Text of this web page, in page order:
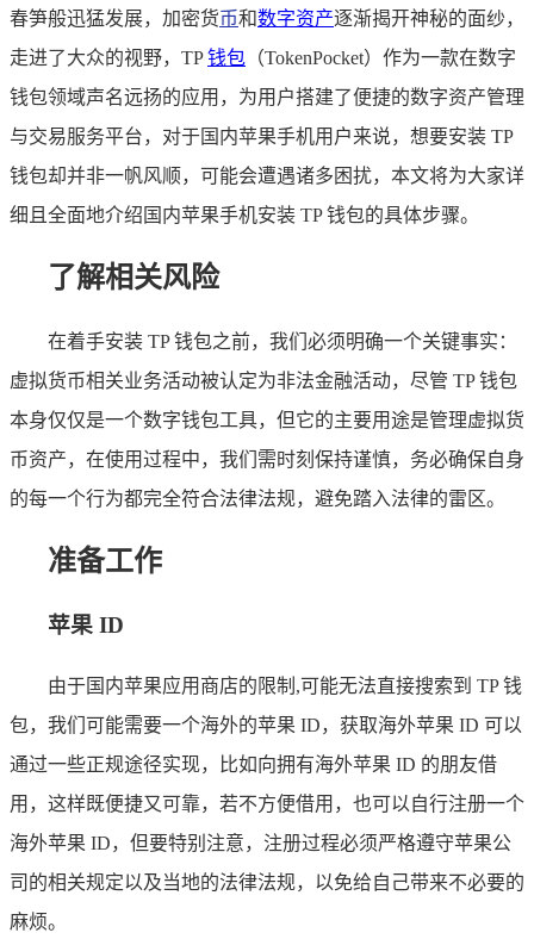
春笋般迅猛发展，加密货币和数字资产逐渐揭开神秘的面纱，
走进了大众的视野，TP钱包 （TokenPocket）作为一款在数字
钱包领域声名远扬的应用，为用户搭建了便捷的数字资产管理
与交易服务平台，对于国内苹果手机用户来说，想要安装 TP
钱包却并非一帆风顺，可能会遭遇诸多困扰，本文将为大家详
细且全面地介绍国内苹果手机安装 TP 钱包的具体步骤。
了解相关风险
在着手安装 TP 钱包之前，我们必须明确一个关键事实：
虚拟货币相关业务活动被认定为非法金融活动，尽管 TP 钱包
本身仅仅是一个数字钱包工具，但它的主要用途是管理虚拟货
币资产，在使用过程中，我们需时刻保持谨慎，务必确保自身
的每一个行为都完全符合法律法规，避免踏入法律的雷区。
准备工作
苹果 ID
由于国内苹果应用商店的限制,可能无法直接搜索到 TP 钱
包，我们可能需要一个海外的苹果 ID，获取海外苹果 ID 可以
通过一些正规途径实现，比如向拥有海外苹果 ID 的朋友借
用，这样既便捷又可靠，若不方便借用，也可以自行注册一个
海外苹果 ID，但要特别注意，注册过程必须严格遵守苹果公
司的相关规定以及当地的法律法规，以免给自己带来不必要的
麻烦。